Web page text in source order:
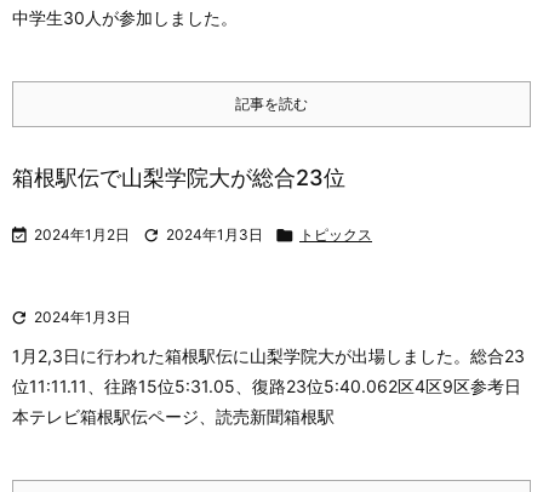
中学生30人が参加しました。
記事を読む
箱根駅伝で山梨学院大が総合23位
 2024年1月2日  2024年1月3日  トピックス
 2024年1月3日
1月2,3日に行われた箱根駅伝に山梨学院大が出場しました。 総合23
位11:11.11、往路15位5:31.05、復路23位5:40.062区4区9区参考日
本テレビ箱根駅伝ページ、読売新聞箱根駅